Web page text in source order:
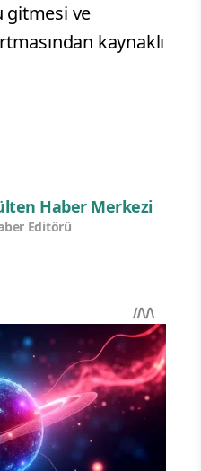
gitmesi ve
kaynaklı
Haber Merkezi
Editörü